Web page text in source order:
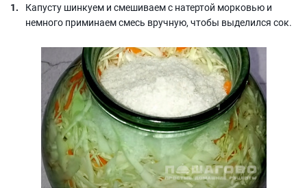
Капусту шинкуем и смешиваем с натертой морковью и
немного приминаем смесь вручную, чтобы выделился сок.